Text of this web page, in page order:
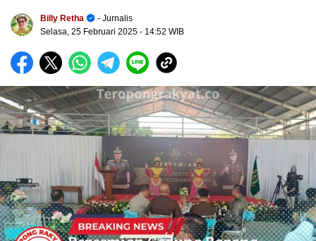
Billy Retha
- Jurnalis
Selasa, 25 Februari 2025 - 14:52 WIB